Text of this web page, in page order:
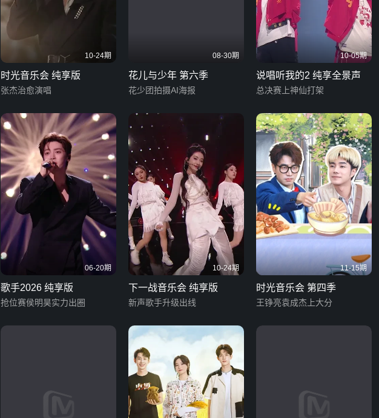
10-24期
时光音乐会 纯享版
张杰治愈演唱
08-30期
花儿与少年 第六季
花少团拍摄AI海报
10-05期
说唱听我的2 纯享全景声
总决赛上神仙打架
06-20期
歌手2026 纯享版
抢位赛侯明昊实力出圈
10-24期
下一战音乐会 纯享版
新声歌手升级出线
11-15期
时光音乐会 第四季
王铮亮袁成杰上大分